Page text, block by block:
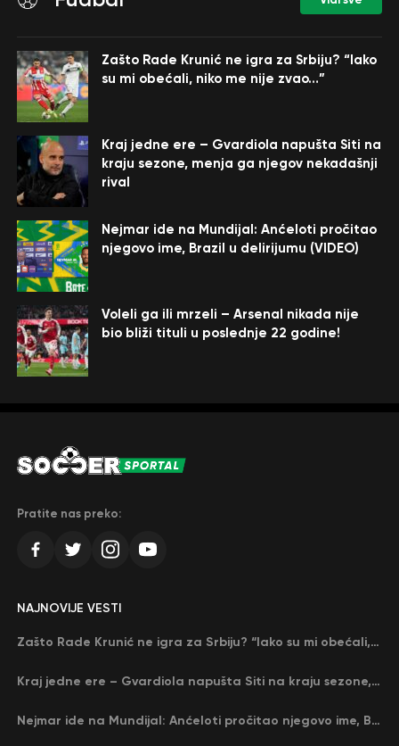
Zašto Rade Krunić ne igra za Srbiju? “Iako
su mi obećali, niko me nije zvao…”
Kraj jedne ere – Gvardiola napušta Siti na
kraju sezone, menja ga njegov nekadašnji
rival
Nejmar ide na Mundijal: Anćeloti pročitao
njegovo ime, Brazil u delirijumu (VIDEO)
Voleli ga ili mrzeli – Arsenal nikada nije
bio bliži tituli u poslednje 22 godine!
Pratite nas preko:
NAJNOVIJE VESTI
Zašto Rade Krunić ne igra za Srbiju? “Iako su mi obećali, niko me nije zvao…”
Kraj jedne ere – Gvardiola napušta Siti na kraju sezone, menja ga njegov nekadašnji rival
Nejmar ide na Mundijal: Anćeloti pročitao njegovo ime, Brazil u delirijumu (VIDEO)